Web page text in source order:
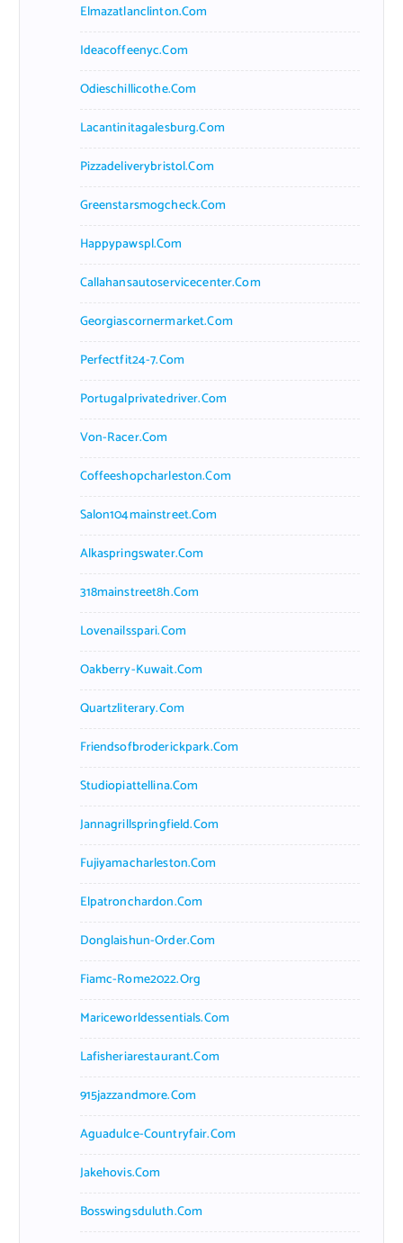
Elmazatlanclinton.com
Ideacoffeenyc.com
Odieschillicothe.com
Lacantinitagalesburg.com
Pizzadeliverybristol.com
Greenstarsmogcheck.com
Happypawspl.com
Callahansautoservicecenter.com
Georgiascornermarket.com
Perfectfit24-7.com
Portugalprivatedriver.com
Von-Racer.com
Coffeeshopcharleston.com
Salon104mainstreet.com
Alkaspringswater.com
318mainstreet8h.com
Lovenailsspari.com
Oakberry-Kuwait.com
Quartzliterary.com
Friendsofbroderickpark.com
Studiopiattellina.com
Jannagrillspringfield.com
Fujiyamacharleston.com
Elpatronchardon.com
Donglaishun-Order.com
Fiamc-Rome2022.org
Mariceworldessentials.com
Lafisheriarestaurant.com
915jazzandmore.com
Aguadulce-Countryfair.com
Jakehovis.com
Bosswingsduluth.com